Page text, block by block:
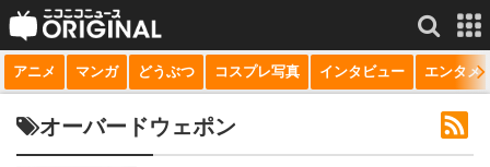
サービス一覧 もっと見る
動画
アニメ マンガ どうぶつ コスプレ写真 インタビュー エンタメ
オーバードウェポン